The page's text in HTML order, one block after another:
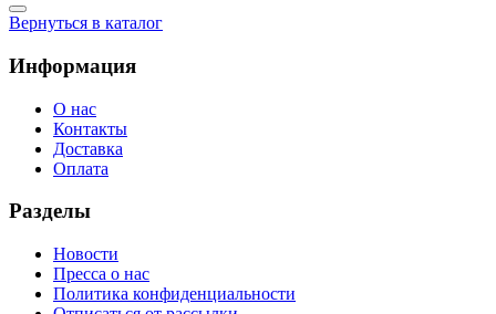
Вернуться в каталог
Информация
О нас
Контакты
Доставка
Оплата
Разделы
Новости
Пресса о нас
Политика конфиденциальности